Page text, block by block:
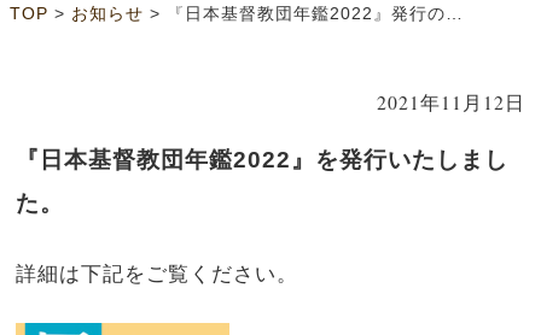
TOP > お知らせ > 『日本基督教団年鑑2022』発行のお知らせ
2021年11月12日
『日本基督教団年鑑2022』を発行いたしまし
た。
詳細は下記をご覧ください。